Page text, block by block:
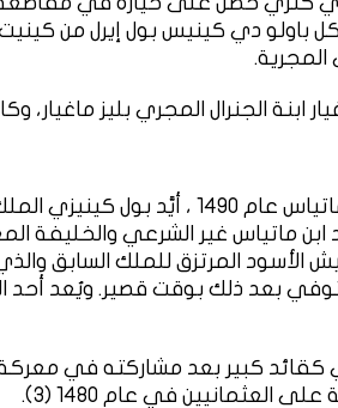
باولو دي كينيس بول إيرل من
ابنة الجنرال المجري بليز ماغيار،
بعد وفاة الملك ماتياس عام
ضد ابن ماتياس غير الشرعي
الأسود المرتزق للملك السابق
بعد ذلك بوقت قصير. ويُعد أحد
كقائد كبير بعد مشاركته في
العثمانيين في عام 1480 (3).